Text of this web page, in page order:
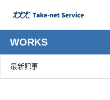
WORKS
最新記事